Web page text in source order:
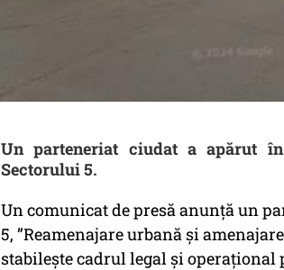
Un parteneriat ciudat a apărut
Sectorului 5.
Un comunicat de presă anunță un
5, ”Reamenajare urbană şi
stabileşte cadrul legal şi